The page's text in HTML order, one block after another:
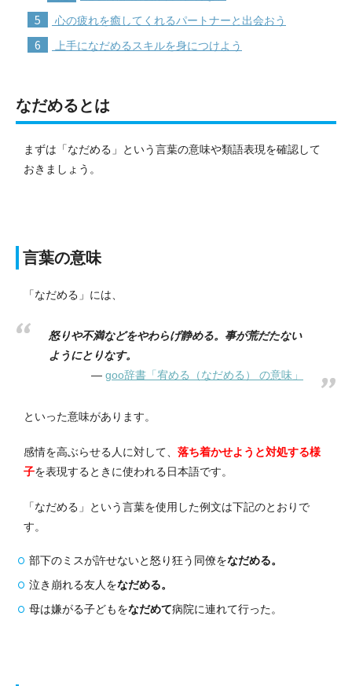
5 心の疲れを癒してくれるパートナーと出会おう
6 上手になだめるスキルを身につけよう
なだめるとは
まずは「なだめる」という言葉の意味や類語表現を確認して
おきましょう。
言葉の意味
「なだめる」には、
怒りや不満などをやわらげ静める。事が荒だたない
ようにとりなす。
goo辞書「宥める（なだめる） の意味」
といった意味があります。
感情を高ぶらせる人に対して、 落ち着かせようと対処する様
子を表現するときに使われる日本語です。
「なだめる」という言葉を使用した例文は下記のとおりで
す。
部下のミスが許せないと怒り狂う同僚をなだめる。
泣き崩れる友人をなだめる。
母は嫌がる子どもをなだめて病院に連れて行った。